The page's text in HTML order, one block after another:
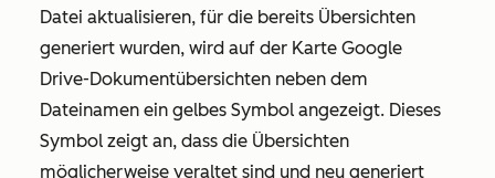
Datei aktualisieren, für die bereits Übersichten
generiert wurden, wird auf der Karte Google
Drive-Dokumentübersichten neben dem
Dateinamen ein gelbes Symbol angezeigt. Dieses
Symbol zeigt an, dass die Übersichten
möglicherweise veraltet sind und neu generiert